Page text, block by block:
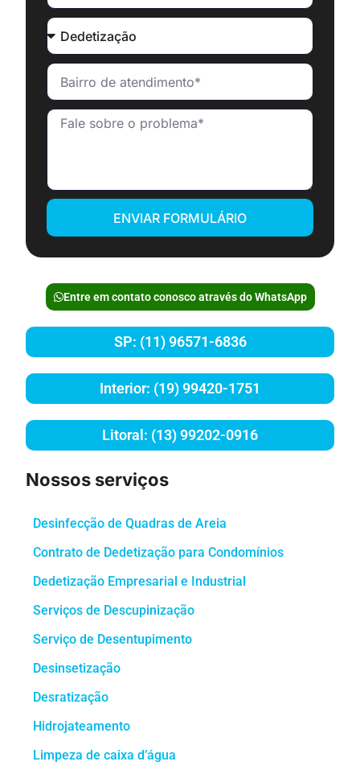
ENVIAR FORMULÁRIO
Entre em contato conosco através do WhatsApp
SP: (11) 96571-6836
Interior: (19) 99420-1751
Litoral: (13) 99202-0916
Nossos serviços
Desinfecção de Quadras de Areia
Contrato de Dedetização para Condomínios
Dedetização Empresarial e Industrial
Serviços de Descupinização
Serviço de Desentupimento
Desinsetização
Desratização
Hidrojateamento
Limpeza de caixa d’água